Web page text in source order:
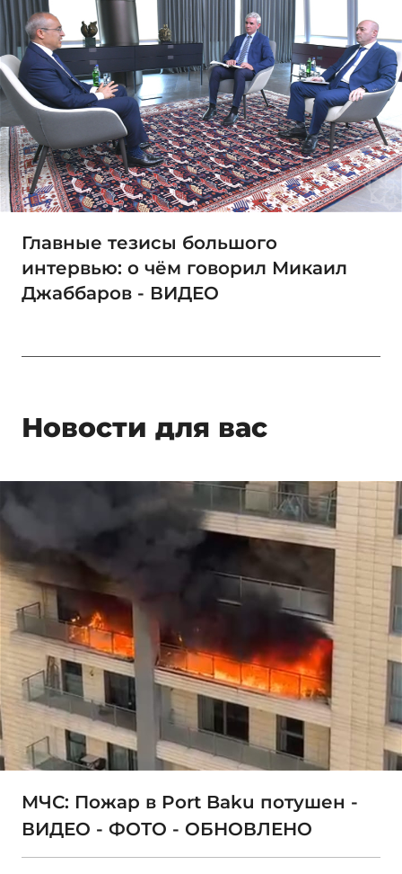
Главные тезисы большого
интервью: о чём говорил Микаил
Джаббаров - ВИДЕО
Новости для вас
МЧС: Пожар в Port Baku потушен -
ВИДЕО - ФОТО - ОБНОВЛЕНО